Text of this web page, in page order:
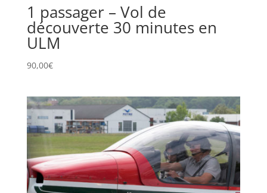
1 passager – Vol de
découverte 30 minutes en
ULM
90,00€